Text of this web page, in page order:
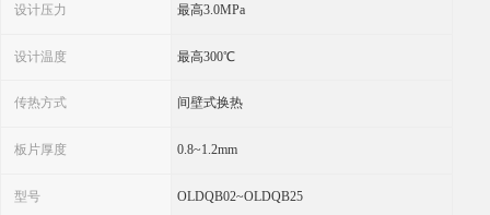
设计压力 最高3.0MPa
设计温度 最高300℃
传热方式 间壁式换热
板片厚度 0.8~1.2mm
型号 OLDQB02~OLDQB25